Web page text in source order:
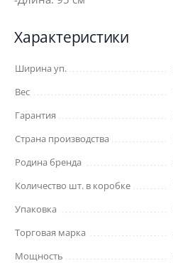
Характеристики
Ширина уп.
Вес
Гарантия
Страна производства
Родина бренда
Количество шт. в коробке
Упаковка
Торговая марка
Мощность